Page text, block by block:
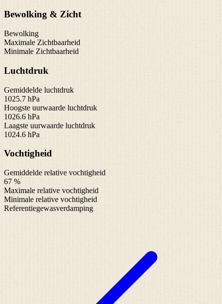
Bewolking & Zicht
Bewolking
Maximale Zichtbaarheid
Minimale Zichtbaarheid
Luchtdruk
Gemiddelde luchtdruk
1025.7 hPa
Hoogste uurwaarde luchtdruk
1026.6 hPa
Laagste uurwaarde luchtdruk
1024.6 hPa
Vochtigheid
Gemiddelde relative vochtigheid
67 %
Maximale relative vochtigheid
Minimale relative vochtigheid
Referentiegewasverdamping